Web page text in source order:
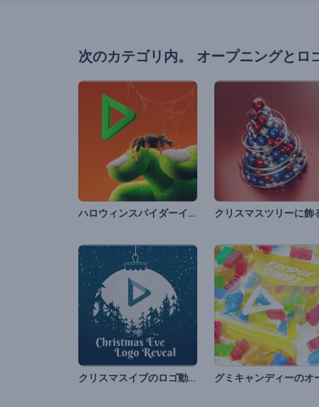
次のカテゴリ内。 オープニングとロ
ハロウィンスパイダーイントロ
クリスマスイブのロゴ動画